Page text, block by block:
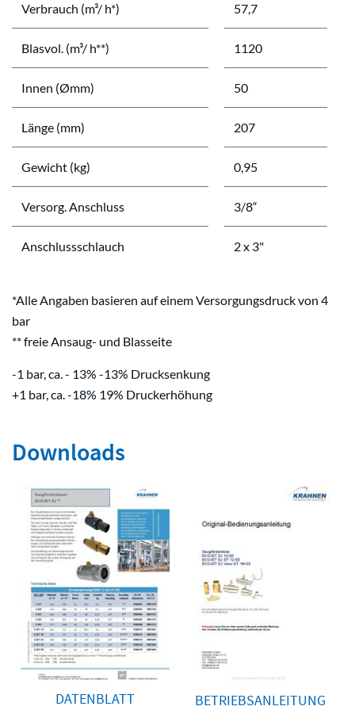
Verbrauch (m³/ h*) 57,7
Blasvol. (m³/ h**) 1120
Innen (Ømm) 50
Länge (mm) 207
Gewicht (kg) 0,95
Versorg. Anschluss 3/8“
Anschlussschlauch 2 x 3"
*Alle Angaben basieren auf einem Versorgungsdruck von 4
bar
** freie Ansaug- und Blasseite
-1 bar, ca. - 13% -13% Drucksenkung
+1 bar, ca. -18% 19% Druckerhöhung
Downloads
DATENBLATT BETRIEBSANLEITUNG